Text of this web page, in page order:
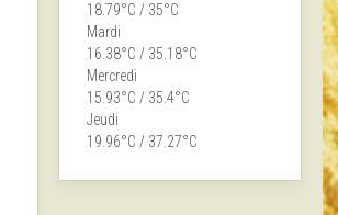
18.79°C / 35°C
Mardi
16.38°C / 35.18°C
Mercredi
15.93°C / 35.4°C
Jeudi
19.96°C / 37.27°C